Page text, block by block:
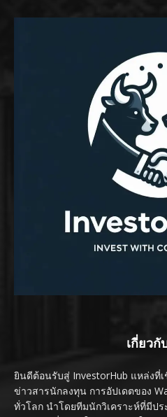
เกี่ยวกั
ยินดีต้อนรับสู่ InvestorHub แหล่งที่
ข่าวสารนักลงทุน การอัปเดตของ
ทั่วโลก นำโดยทีมนักวิเคราะห์ที่มีป